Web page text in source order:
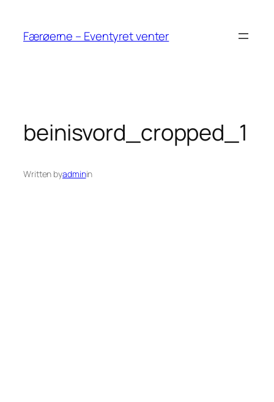
indhold
Færøerne – Eventyret venter
beinisvord_cropped_1
Written byadminin